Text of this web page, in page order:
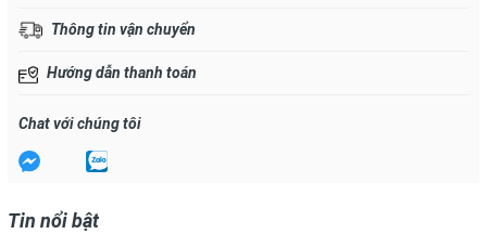
Thông tin vận chuyển
Hướng dẫn thanh toán
Chat với chúng tôi
Tin nổi bật